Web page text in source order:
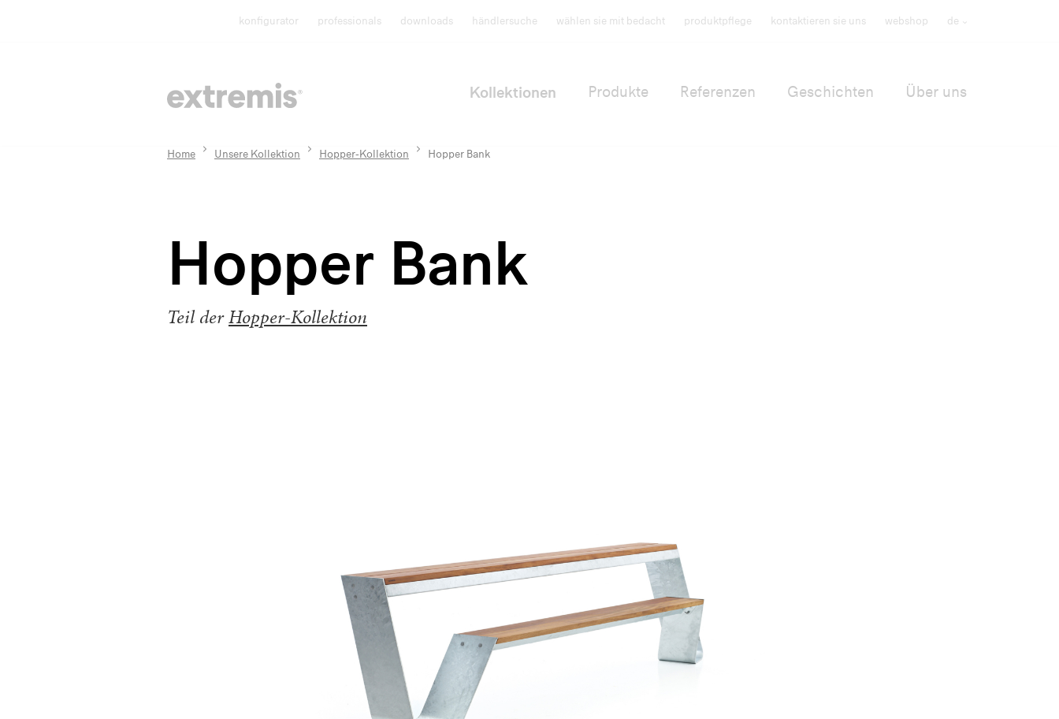
konfigurator professionals downloads händlersuche wählen sie mit bedacht produktpflege kontaktieren sie uns webshop de
Kollektionen Produkte Referenzen Geschichten Über uns
Home Unsere Kollektion Hopper-Kollektion Hopper Bank
Hopper Bank
Teil derHopper-Kollektion